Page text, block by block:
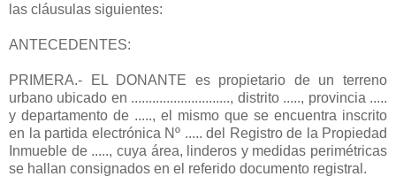
las cláusulas siguientes:
ANTECEDENTES:
PRIMERA.- EL DONANTE es propietario de un terreno
urbano ubicado en ............................, distrito ....., provincia .....
y departamento de ....., el mismo que se encuentra inscrito
en la partida electrónica Nº ..... del Registro de la Propiedad
Inmueble de ....., cuya área, linderos y medidas perimétricas
se hallan consignados en el referido documento registral.